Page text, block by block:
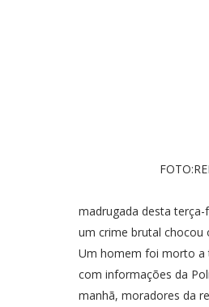
madrugada desta
um crime brutal chocou
Um homem foi morto a
com informações da
manhã, moradores da